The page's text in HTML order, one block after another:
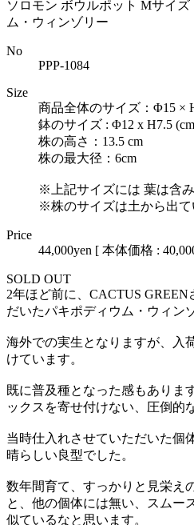
ソロモン ボウルポット Mサイ
ム・ウィンゾリー
No
PPP-1084
Size
商品全体のサイズ：Φ15 ×
鉢のサイズ : Φ12 x H7.5
株の高さ：13.5 cm
株の最大径：6cm
※上記サイズには 葉は含
※株のサイズは土から出て
Price
44,000yen [ 本体価格 :
SOLD OUT
2年ほど前に、CACTUS
だいたパキポディウム・ウィン
海外での実生となりますが、入
けています。
既に普及種となった感もありま
ックスを寄せ付けない、圧倒的
当時仕入れさせていただいた個
晴らしい良型でした。
数年間育て、すっかりと見栄え
と、他の個体には無い、スムー
似ているなと思います。